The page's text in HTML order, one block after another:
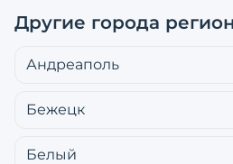
Другие города
Андреаполь
Бежецк
Белый